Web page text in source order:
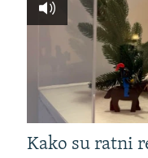
Kako su ratni